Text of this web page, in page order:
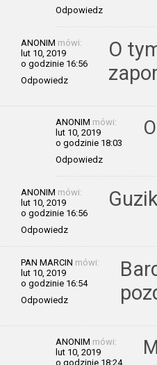
Odpowiedz
ANONIM mówi:
lut 10, 2019
o godzinie 16:56
Odpowiedz
O
ANONIM mówi:
lut 10, 2019
o godzinie 18:03
Odpowiedz
ANONIM mówi:
lut 10, 2019
o godzinie 16:56
Odpowiedz
PAN MARCIN mówi:
lut 10, 2019
o godzinie 16:54
Odpowiedz
ANONIM mówi:
lut 10, 2019
o godzinie 18:24